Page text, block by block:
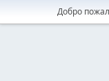
Добро